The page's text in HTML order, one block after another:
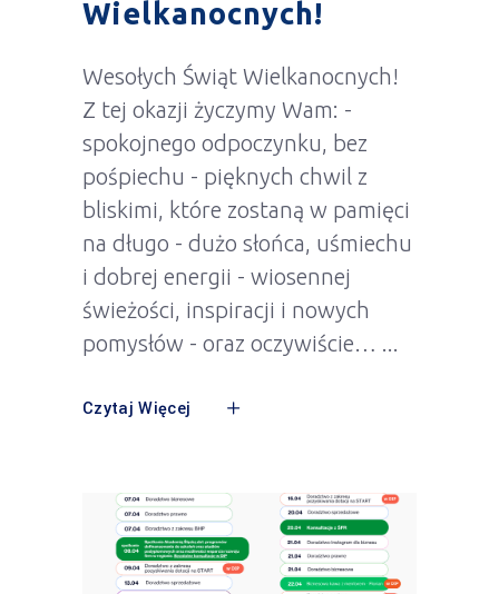
Wielkanocnych!
Wesołych Świąt Wielkanocnych!
Z tej okazji życzymy Wam: -
spokojnego odpoczynku, bez
pośpiechu - pięknych chwil z
bliskimi, które zostaną w pamięci
na długo - dużo słońca, uśmiechu
i dobrej energii - wiosennej
świeżości, inspiracji i nowych
pomysłów - oraz oczywiście…
Czytaj Więcej